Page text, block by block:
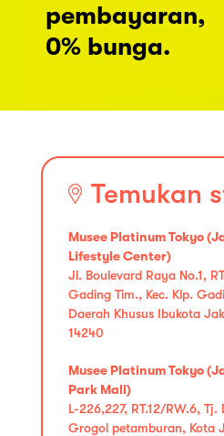
pembayaran,
0% bunga.
Temukan
Musee Platinum Tokyo
Lifestyle Center)
Jl. Boulevard Raya No.1,
Gading Tim., Kec. Klp.
Daerah Khusus Ibukota
14240
Musee Platinum Tokyo
Park Mall)
L-226,227, RT.12/RW.6, Tj.
Grogol petamburan, Kota